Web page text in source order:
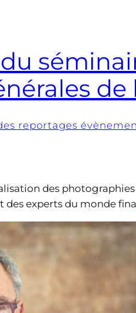
de
reportages
des
des experts du monde